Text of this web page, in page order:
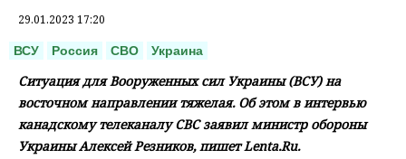
29.01.2023 17:20
ВСУ Россия СВО Украина
Ситуация для Вооруженных сил Украины (ВСУ) на
восточном направлении тяжелая. Об этом в интервью
канадскому телеканалу CBC заявил министр обороны
Украины Алексей Резников, пишет Lenta.Ru.